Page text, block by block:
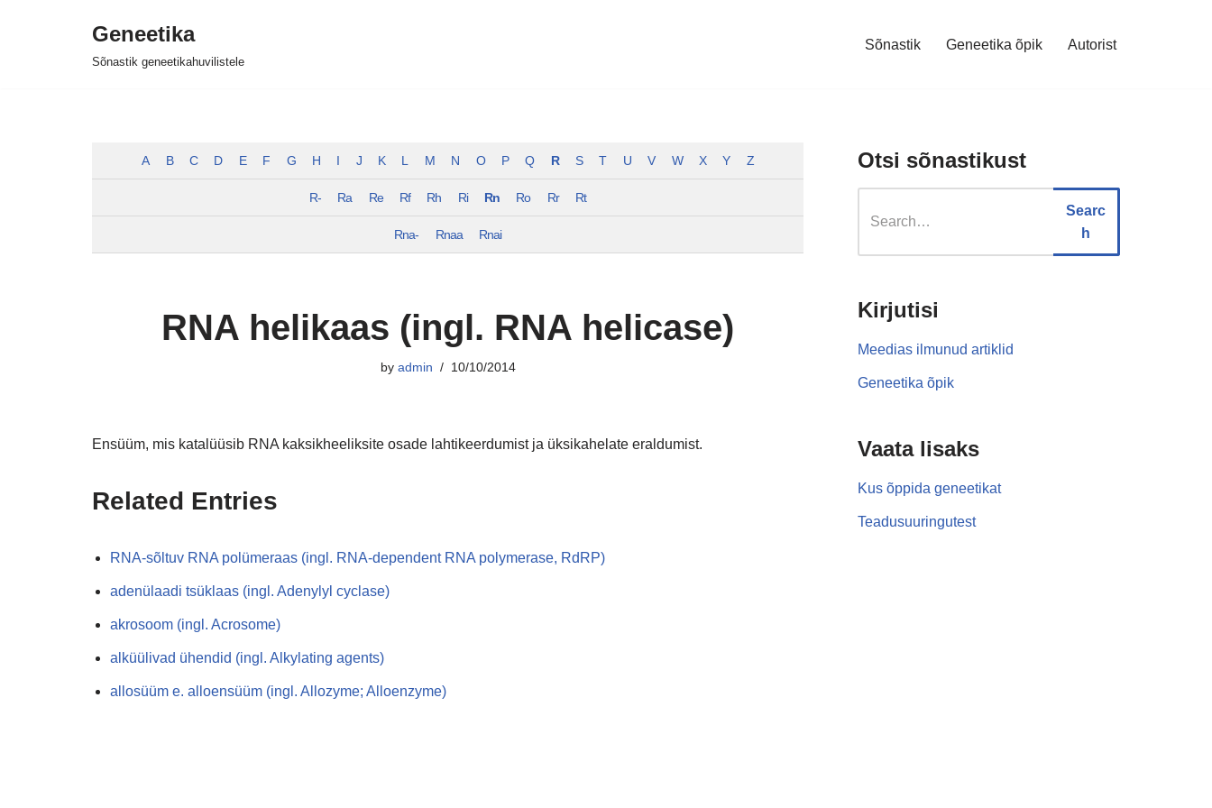
Geneetika
Sõnastik geneetikahuvilistele
Sõnastik Geneetika õpik Autorist
A B C D E F G H I J K L M N O P Q R S T U V W X Y Z
R- Ra Re Rf Rh Ri Rn Ro Rr Rt
Rna- Rnaa Rnai
RNA helikaas (ingl. RNA helicase)
by admin 10/10/2014
Ensüüm, mis katalüüsib RNA kaksikheeliksite osade lahtikeerdumist ja üksikahelate eraldumist.
Related Entries
RNA-sõltuv RNA polümeraas (ingl. RNA-dependent RNA polymerase, RdRP)
adenülaadi tsüklaas (ingl. Adenylyl cyclase)
akrosoom (ingl. Acrosome)
alküülivad ühendid (ingl. Alkylating agents)
allosüüm e. alloensüüm (ingl. Allozyme; Alloenzyme)
Otsi sõnastikust
Searc
h
Kirjutisi
Meedias ilmunud artiklid
Geneetika õpik
Vaata lisaks
Kus õppida geneetikat
Teadusuuringutest